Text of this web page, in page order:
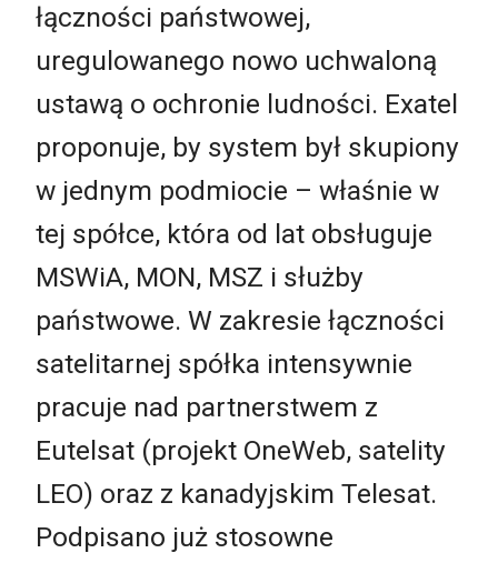
łączności państwowej,
uregulowanego nowo uchwaloną
ustawą o ochronie ludności. Exatel
proponuje, by system był skupiony
w jednym podmiocie – właśnie w
tej spółce, która od lat obsługuje
MSWiA, MON, MSZ i służby
państwowe. W zakresie łączności
satelitarnej spółka intensywnie
pracuje nad partnerstwem z
Eutelsat (projekt OneWeb, satelity
LEO) oraz z kanadyjskim Telesat.
Podpisano już stosowne